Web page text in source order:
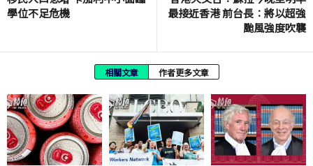
學位不足危機
最接近香港 前台長︰將以超強
颱風強度吹襲
相關文章 作者更多文章